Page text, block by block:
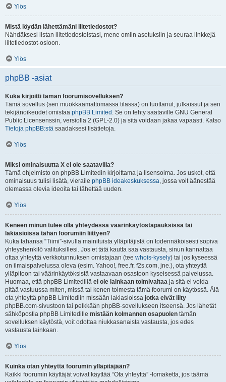
Ylös
Mistä löydän lähettämäni liitetiedostot?
Nähdäksesi listan liitetiedostoistasi, mene omiin asetuksiin ja seuraa linkkejä
liitetiedostot-osioon.
Ylös
phpBB -asiat
Kuka kirjoitti tämän foorumisovelluksen?
Tämä sovellus (sen muokkaamattomassa tilassa) on tuottanut, julkaissut ja sen
tekijänoikeudet omistaa phpBB Limited . Se on tehty saataville GNU General
Public Licensenssin, versiolla 2 (GPL-2.0) ja sitä voidaan jakaa vapaasti. Katso
Tietoja phpBB:stä saadaksesi lisätietoja.
Ylös
Miksi ominaisuutta X ei ole saatavilla?
Tämä ohjelmisto on phpBB Limitedin kirjoittama ja lisensoima. Jos uskot, että
ominaisuus tulisi lisätä, vieraile phpBB ideakeskuksessa, jossa voit äänestää
olemassa olevia ideoita tai lähettää uuden.
Ylös
Keneen minun tulee olla yhteydessä väärinkäytöstapauksissa tai
lakiasioissa tähän foorumiin liittyen?
Kuka tahansa “Tiimi”-sivulla mainituista ylläpitäjistä on todennäköisesti sopiva
yhteyshenkilö valituksillesi. Jos et tätä kautta saa vastausta, sinun kannattaa
ottaa yhteyttä verkkotunnuksen omistajaan (tee whois-kysely) tai jos kyseessä
on ilmaispalvelussa oleva (esim. Yahoo!, free.fr, f2s.com, jne.), ota yhteyttä
ylläpitoon tai väärinkäytöksistä vastaavaan osastoon kyseisessä palvelussa.
Huomaa, että phpBB Limitedillä ei ole lainkaan toimivaltaa ja sitä ei voida
pitää vastuussa miten, missä tai kenen toimesta tämä foorumi on käytössä. Älä
ota yhteyttä phpBB Limitediin missään lakiasioissa jotka eivät liity
phpBB.com-sivustoon tai pelkkään phpBB-sovellukseen itseensä. Jos lähetät
sähköpostia phpBB Limitedille mistään kolmannen osapuolen tämän
sovelluksen käytöstä, voit odottaa niukkasanaista vastausta, jos edes
vastausta lainkaan.
Ylös
Kuinka otan yhteyttä foorumin ylläpitäjään?
Kaikki foorumin käyttäjät voivat käyttää “Ota yhteyttä” -lomaketta, jos täämä